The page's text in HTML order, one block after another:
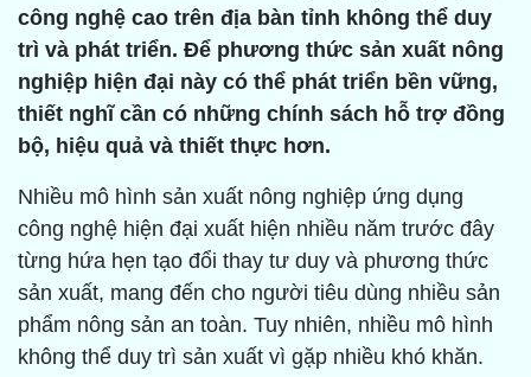
công nghệ cao trên địa bàn tỉnh không thể duy
trì và phát triển. Để phương thức sản xuất nông
nghiệp hiện đại này có thể phát triển bền vững,
thiết nghĩ cần có những chính sách hỗ trợ đồng
bộ, hiệu quả và thiết thực hơn.
Nhiều mô hình sản xuất nông nghiệp ứng dụng
công nghệ hiện đại xuất hiện nhiều năm trước đây
từng hứa hẹn tạo đổi thay tư duy và phương thức
sản xuất, mang đến cho người tiêu dùng nhiều sản
phẩm nông sản an toàn. Tuy nhiên, nhiều mô hình
không thể duy trì sản xuất vì gặp nhiều khó khăn.